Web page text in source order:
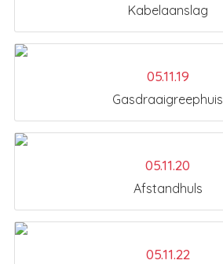
Kabelaanslag
05.11.19
Gasdraaigreephuis
05.11.20
Afstandhuls
05.11.22